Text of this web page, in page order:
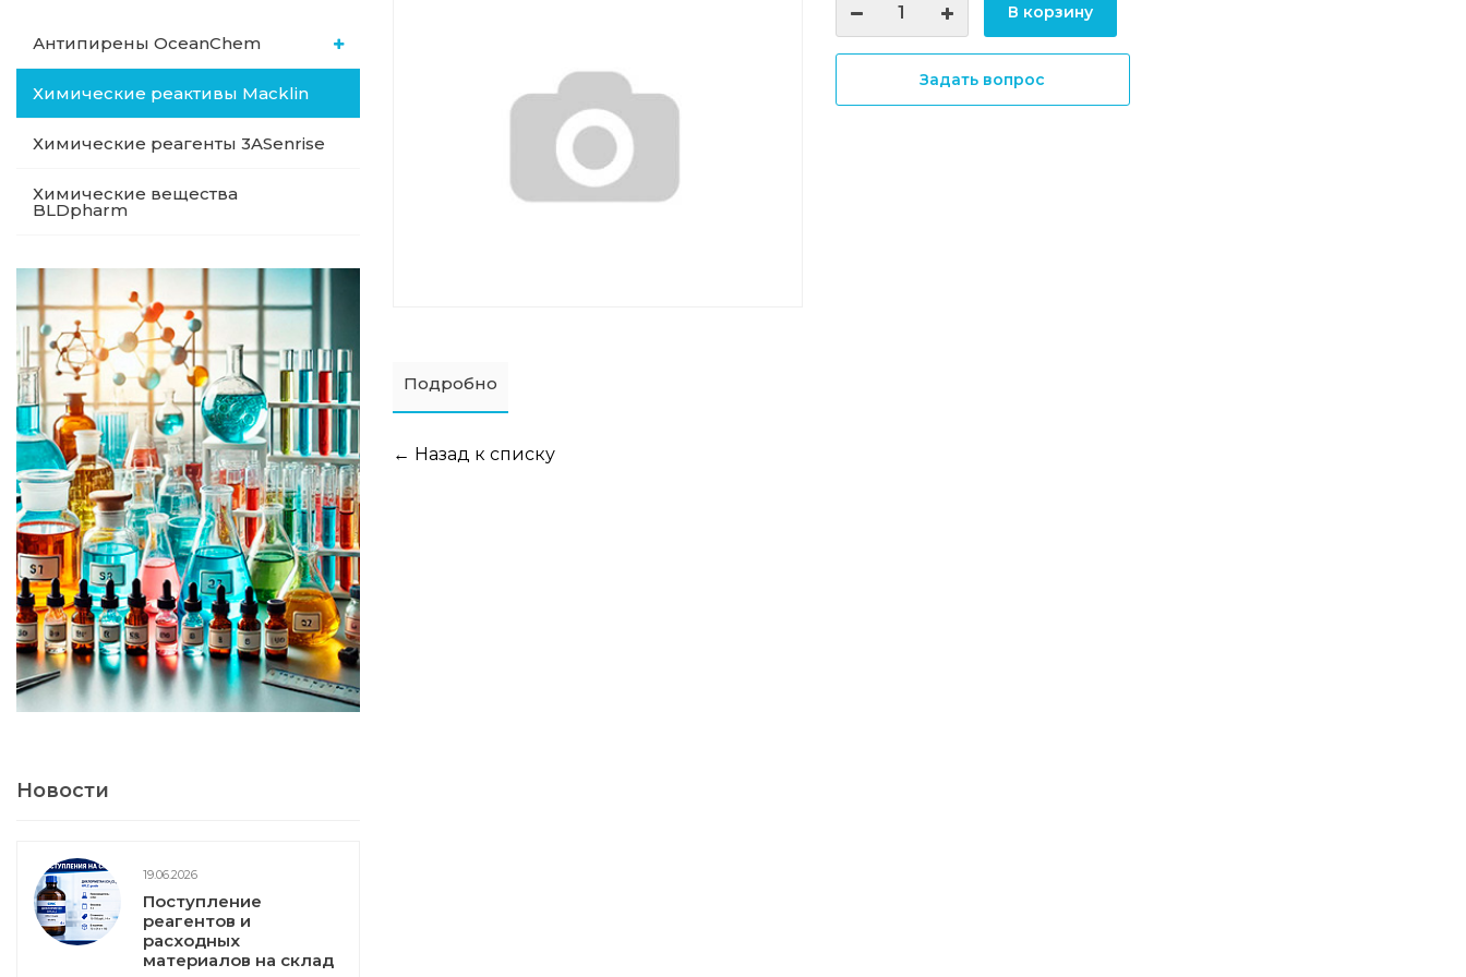
Антипирены OceanСhem
Химические реактивы Macklin
Химические реагенты 3ASenrise
Химические вещества
BLDpharm
Новости
19.06.2026
Поступление
реагентов и
расходных
материалов на склад
В корзину
Задать вопрос
Подробно
← Назад к списку